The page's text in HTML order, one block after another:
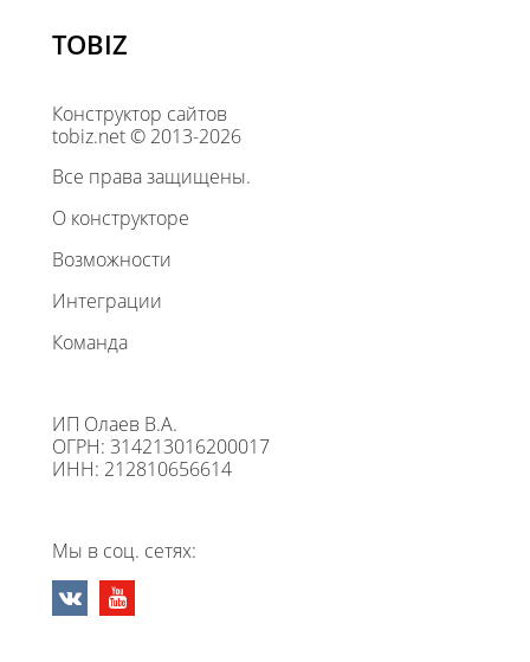
TOBIZ
Конструктор сайтов
tobiz.net © 2013-2026
Все права защищены.
О конструкторе
Возможности
Интеграции
Команда
ИП Олаев В.А.
ОГРН: 314213016200017
ИНН: 212810656614
Мы в соц. сетях: